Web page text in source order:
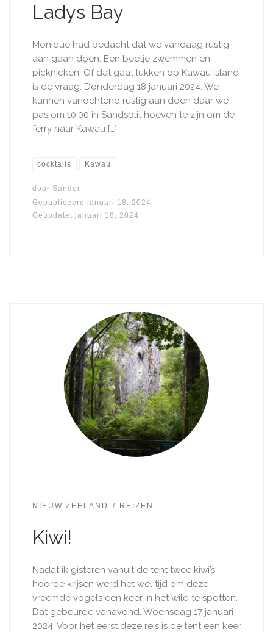
Ladys Bay
Monique had bedacht dat we vandaag rustig
aan gaan doen. Een beetje zwemmen en
picknicken. Of dat gaat lukken op Kawau Island
is de vraag. Donderdag 18 januari 2024. We
kunnen vanochtend rustig aan doen daar we
pas om 10:00 in Sandsplit hoeven te zijn om de
ferry naar Kawau […]
cocktails Kawau
door Sander
Gepubliceerd januari 18, 2024
Geüpdatet januari 18, 2024
NIEUW ZEELAND REIZEN
Kiwi!
Nadat ik gisteren vanuit de tent twee kiwi’s
hoorde krijsen werd het wel tijd om deze
vreemde vogels een keer in het wild te spotten.
Dat gebeurde vanavond. Woensdag 17 januari
2024. Voor het eerst deze reis is de tent een keer